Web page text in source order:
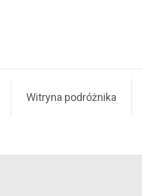
Witryna podróżnika